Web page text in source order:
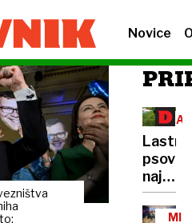
Novice
psov
naj
bi
naložili